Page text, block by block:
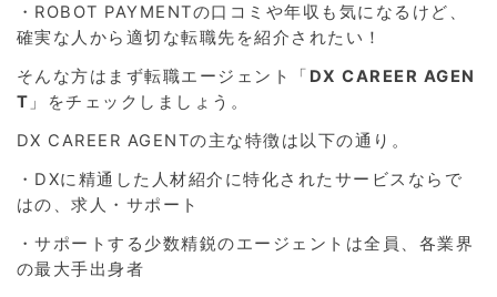
・ROBOT PAYMENTの口コミや年収も気になるけど、
確実な人から適切な転職先を紹介されたい！
そんな方はまず転職エージェント「 DX CAREER AGEN
T 」をチェックしましょう。
DX CAREER AGENTの主な特徴は以下の通り。
・DXに精通した人材紹介に特化されたサービスならで
はの、求人・サポート
・サポートする少数精鋭のエージェントは全員、各業界
の最大手出身者